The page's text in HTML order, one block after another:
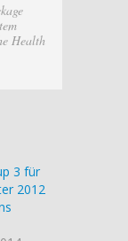
Health
3 für
2012